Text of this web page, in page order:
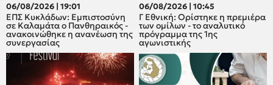
06/08/2026 | 19:01
ΕΠΣ Κυκλάδων: Εμπιστοσύνη
σε Καλαμάτα ο Πανθηραικός -
ανακοινώθηκε η ανανέωση της
συνεργασίας
06/08/2026 | 10:45
Γ Εθνική: Ορίστηκε η πρεμιέρα
των ομίλων - το αναλυτικό
πρόγραμμα της 1ης
αγωνιστικής